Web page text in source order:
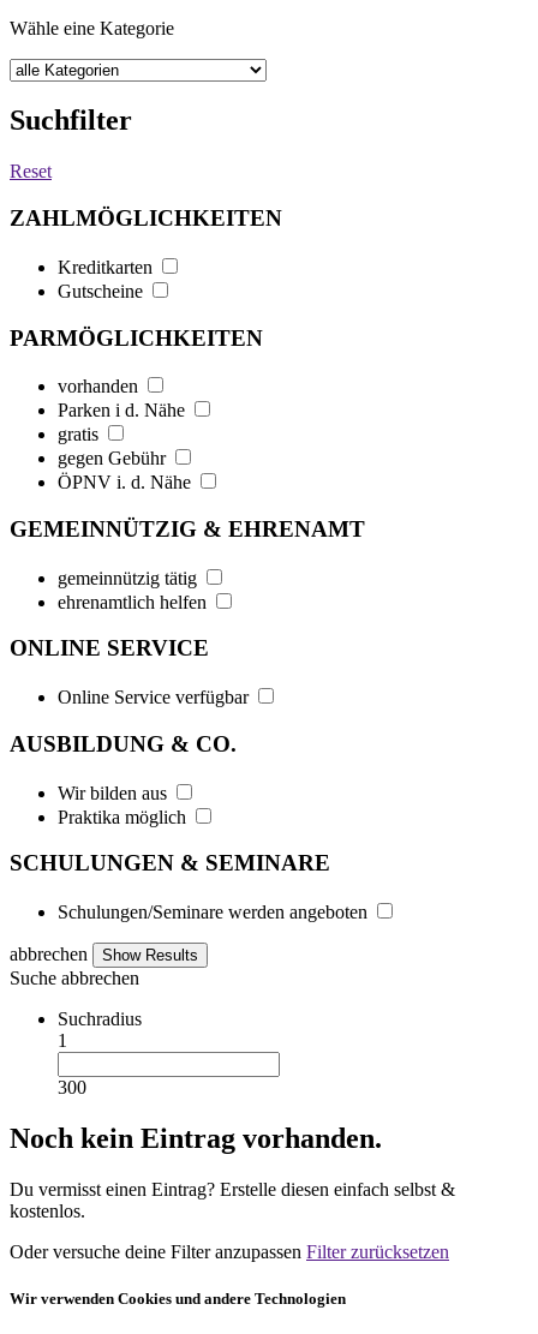
Wähle eine Kategorie
Suchfilter
Reset
ZAHLMÖGLICHKEITEN
Kreditkarten
Gutscheine
PARMÖGLICHKEITEN
vorhanden
Parken i d. Nähe
gratis
gegen Gebühr
ÖPNV i. d. Nähe
GEMEINNÜTZIG & EHRENAMT
gemeinnützig tätig
ehrenamtlich helfen
ONLINE SERVICE
Online Service verfügbar
AUSBILDUNG & CO.
Wir bilden aus
Praktika möglich
SCHULUNGEN & SEMINARE
Schulungen/Seminare werden angeboten
abbrechen
Suche abbrechen
Suchradius
1
300
Noch kein Eintrag vorhanden.
Du vermisst einen Eintrag? Erstelle diesen einfach selbst &
kostenlos.
Oder versuche deine Filter anzupassen Filter zurücksetzen
Wir verwenden Cookies und andere Technologien